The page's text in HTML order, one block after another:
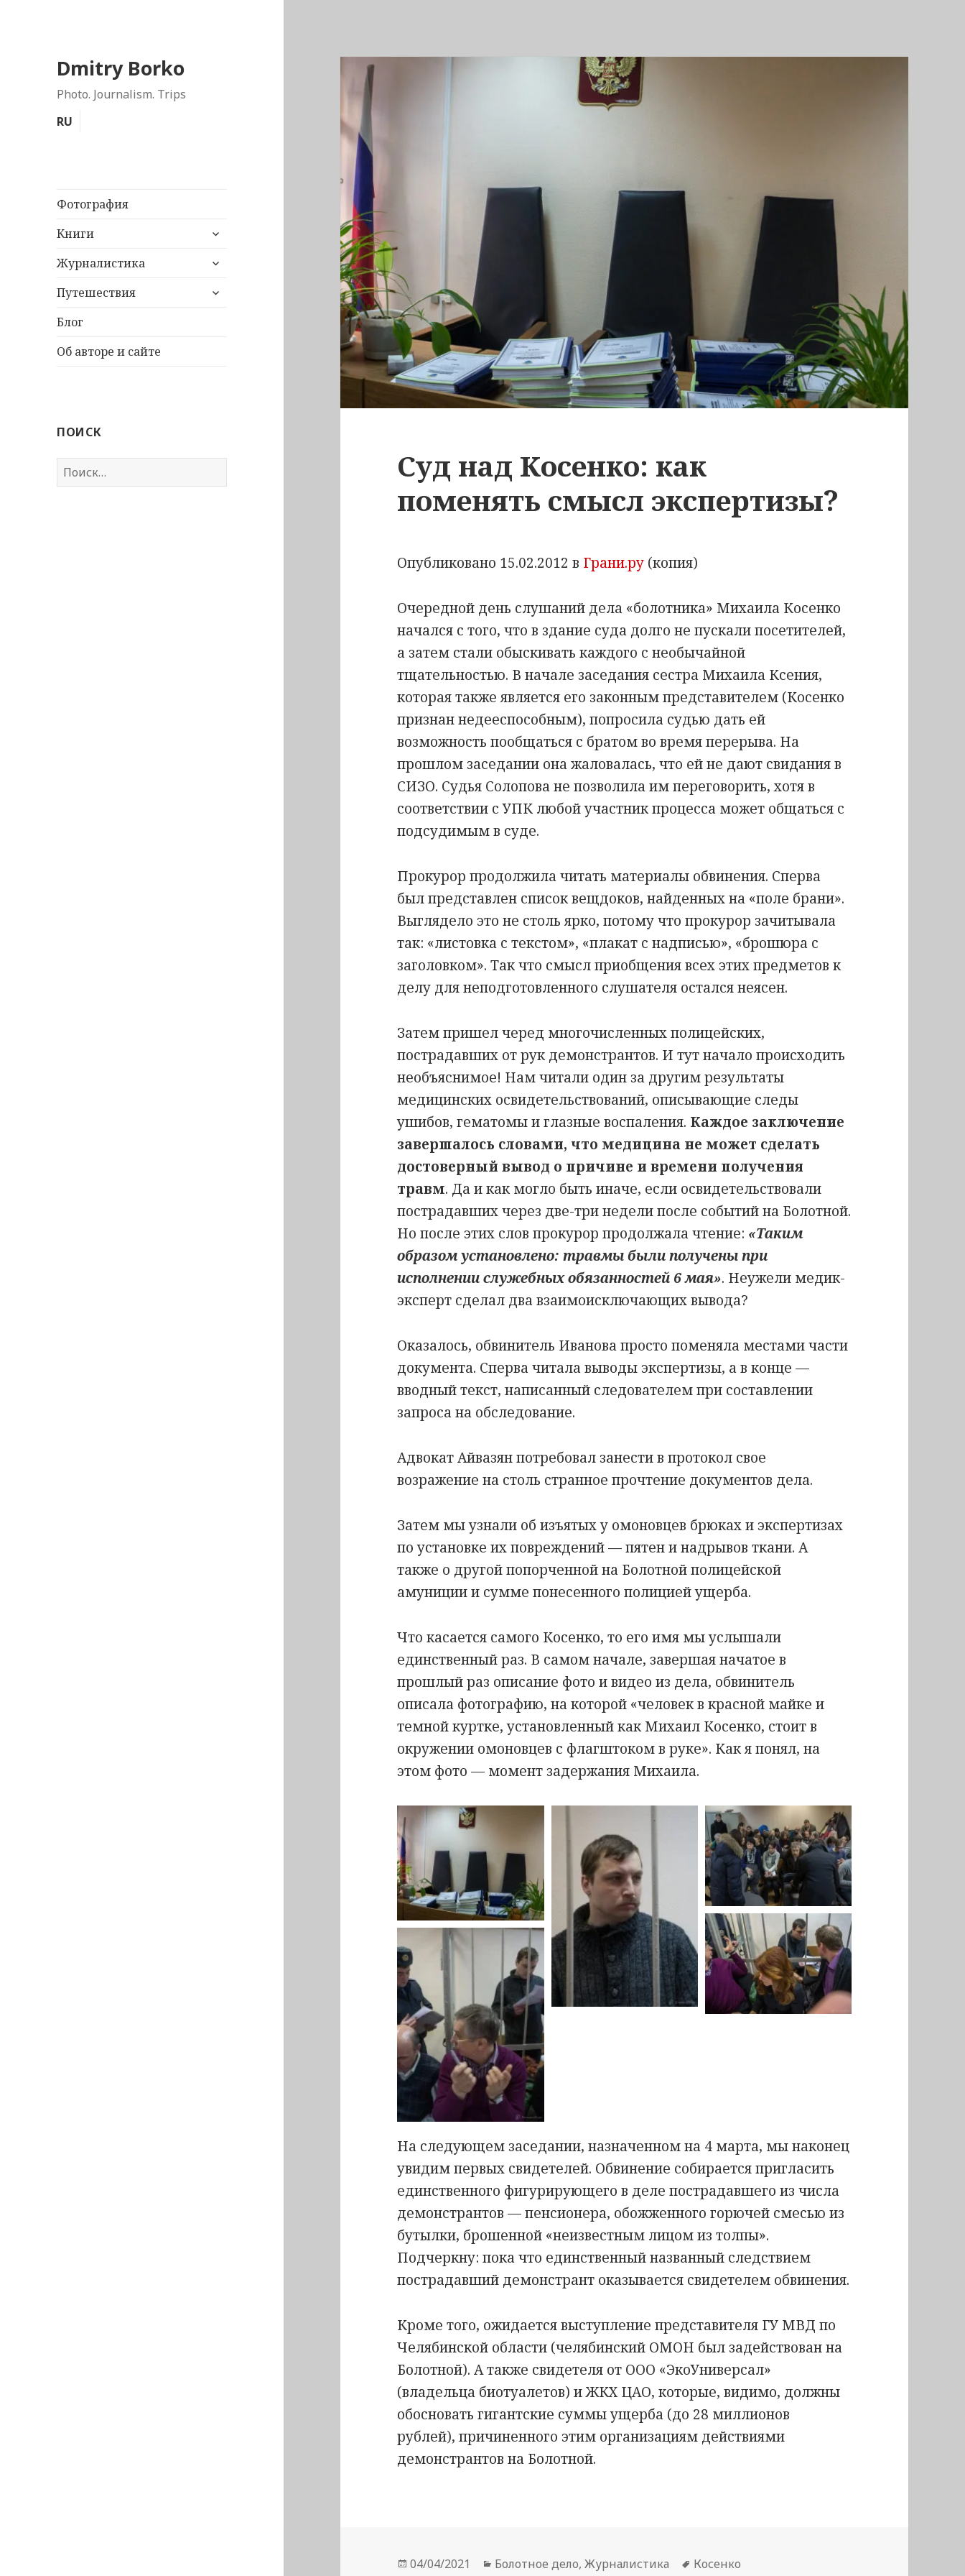
Dmitry Borko
Photo. Journalism. Trips
RU
Фотография
Книги
раскрыть
меню
Журналистика
раскрыть
меню
Путешествия
раскрыть
Блог
Об авторе и сайте
ПОИСК
Найти:
Суд над Косенко: как
поменять смысл экспертизы?
Опубликовано 15.02.2012 в Грани.ру (копия)
Очередной день слушаний дела «болотника» Михаила Косенко
начался с того, что в здание суда долго не пускали посетителей,
а затем стали обыскивать каждого с необычайной
тщательностью. В начале заседания сестра Михаила Ксения,
которая также является его законным представителем (Косенко
признан недееспособным), попросила судью дать ей
возможность пообщаться с братом во время перерыва. На
прошлом заседании она жаловалась, что ей не дают свидания в
СИЗО. Судья Солопова не позволила им переговорить, хотя в
соответствии с УПК любой участник процесса может общаться с
подсудимым в суде.
Прокурор продолжила читать материалы обвинения. Сперва
был представлен список вещдоков, найденных на «поле брани».
Выглядело это не столь ярко, потому что прокурор зачитывала
так: «листовка с текстом», «плакат с надписью», «брошюра с
заголовком». Так что смысл приобщения всех этих предметов к
делу для неподготовленного слушателя остался неясен.
Затем пришел черед многочисленных полицейских,
пострадавших от рук демонстрантов. И тут начало происходить
необъяснимое! Нам читали один за другим результаты
медицинских освидетельствований, описывающие следы
ушибов, гематомы и глазные воспаления. Каждое заключение
завершалось словами, что медицина не может сделать
достоверный вывод о причине и времени получения
травм. Да и как могло быть иначе, если освидетельствовали
пострадавших через две-три недели после событий на Болотной.
Но после этих слов прокурор продолжала чтение: «Таким
образом установлено: травмы были получены при
исполнении служебных обязанностей 6 мая». Неужели медик-
эксперт сделал два взаимоисключающих вывода?
Оказалось, обвинитель Иванова просто поменяла местами части
документа. Сперва читала выводы экспертизы, а в конце —
вводный текст, написанный следователем при составлении
запроса на обследование.
Адвокат Айвазян потребовал занести в протокол свое
возражение на столь странное прочтение документов дела.
Затем мы узнали об изъятых у омоновцев брюках и экспертизах
по установке их повреждений — пятен и надрывов ткани. А
также о другой попорченной на Болотной полицейской
амуниции и сумме понесенного полицией ущерба.
Что касается самого Косенко, то его имя мы услышали
единственный раз. В самом начале, завершая начатое в
прошлый раз описание фото и видео из дела, обвинитель
описала фотографию, на которой «человек в красной майке и
темной куртке, установленный как Михаил Косенко, стоит в
окружении омоновцев с флагштоком в руке». Как я понял, на
этом фото — момент задержания Михаила.
На следующем заседании, назначенном на 4 марта, мы наконец
увидим первых свидетелей. Обвинение собирается пригласить
единственного фигурирующего в деле пострадавшего из числа
демонстрантов — пенсионера, обожженного горючей смесью из
бутылки, брошенной «неизвестным лицом из толпы».
Подчеркну: пока что единственный названный следствием
пострадавший демонстрант оказывается свидетелем обвинения.
Кроме того, ожидается выступление представителя ГУ МВД по
Челябинской области (челябинский ОМОН был задействован на
Болотной). А также свидетеля от ООО «ЭкоУниверсал»
(владельца биотуалетов) и ЖКХ ЦАО, которые, видимо, должны
обосновать гигантские суммы ущерба (до 28 миллионов
рублей), причиненного этим организациям действиями
демонстрантов на Болотной.
Опубликовано
04/04/2021 Рубрики
Болотное дело,Журналистика Метки
Косенко